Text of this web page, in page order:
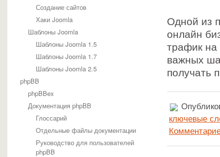
Создание сайтов
Хаки Joomla
Шаблоны Joomla
Шаблоны Joomla 1.5
Шаблоны Joomla 1.7
Шаблоны Joomla 2.5
phpBB
phpBBex
Документация phpBB
Глоссарий
Отдельные файлы документации
Руководство для пользователей
phpBB
Одной из
онлайн
трафик на
важных
получать
ключевые